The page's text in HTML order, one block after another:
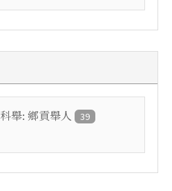
科舉: 鄉貢舉人 39